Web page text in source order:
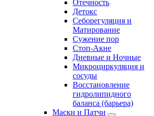
Отечность
Детокс
Себорегуляция и
Матирование
Сужение пор
Стоп-Акне
Дневные и Ночные
Микроциркуляция и
сосуды
Восстановление
гидролипидного
баланса (барьера)
Маски и Патчи